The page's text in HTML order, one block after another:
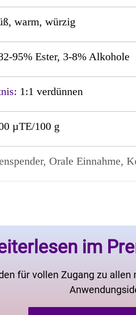
warm, würzig
95% Ester, 3-8% Alkohole
1:1 verdünnen
µTE/100 g
Orale Einnahme,
im
für vollen Zugang zu allen